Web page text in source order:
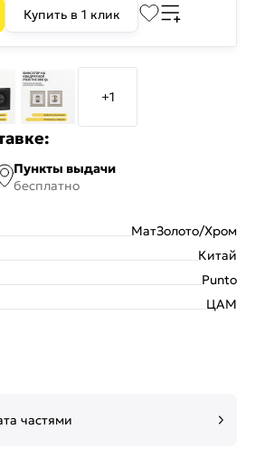
Купить в 1 клик
+1
Пункты выдачи
бесплатно
МатЗолото/Хром
Китай
Punto
ЦАМ
частями